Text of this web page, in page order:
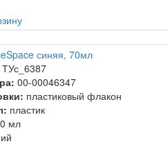
синяя, 70мл
ТУс_6387
00-00046347
пластиковый флакон
пластик
мл